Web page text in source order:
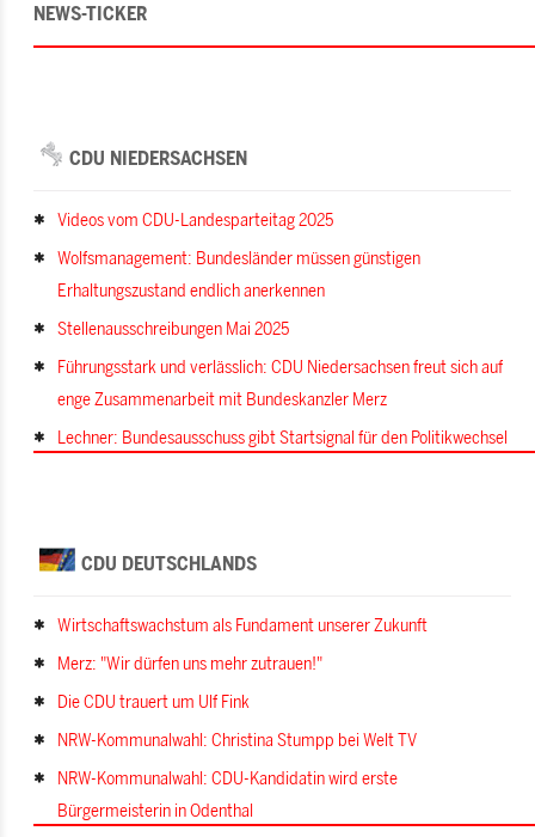
NEWS-TICKER
CDU NIEDERSACHSEN
Videos vom CDU-Landesparteitag 2025
Wolfsmanagement: Bundesländer müssen günstigen
Erhaltungszustand endlich anerkennen
Stellenausschreibungen Mai 2025
Führungsstark und verlässlich: CDU Niedersachsen freut sich auf
enge Zusammenarbeit mit Bundeskanzler Merz
Lechner: Bundesausschuss gibt Startsignal für den Politikwechsel
CDU DEUTSCHLANDS
Wirtschaftswachstum als Fundament unserer Zukunft
Merz: "Wir dürfen uns mehr zutrauen!"
Die CDU trauert um Ulf Fink
NRW-Kommunalwahl: Christina Stumpp bei Welt TV
NRW-Kommunalwahl: CDU-Kandidatin wird erste
Bürgermeisterin in Odenthal